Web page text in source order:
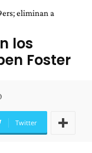
eliminan a
los
Foster
Twitter